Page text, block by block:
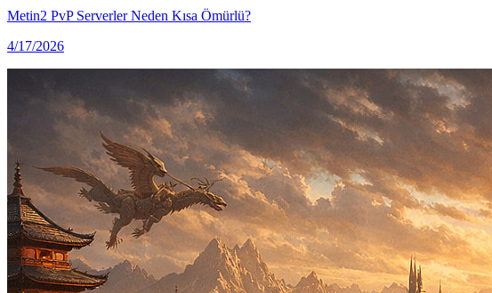
Metin2 PvP Serverler Neden Kısa Ömürlü?
4/17/2026